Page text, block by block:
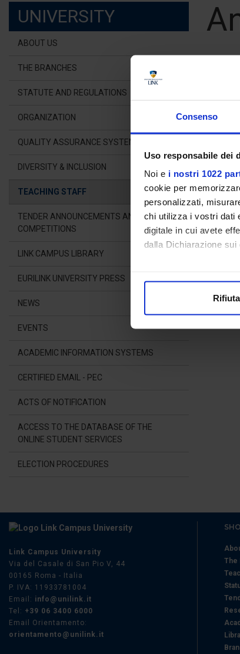
Consenso
Uso responsabile dei
Noi e i nostri 1022
cookie per
personalizzati,
chi utilizza i vostri dati
digitale in cui avete
dalla Dichiarazione
Identificare il tuo
Rifiuta
UNIVERSITY
ABOUT US
THE BRANCHES
STATUTE AND REGULATIONS
ORGANIZATION
QUALITY ASSURANCE SYSTEM
DIVERSITY & INCLUSION
TEACHING STAFF
TENDER ANNOUNCEMENTS AND
COMPETITIONS
LINK CAMPUS LIBRARY
EURILINK UNIVERSITY PRESS
NEWS
EVENTS
ACADEMIC INFORMATION SYSTEMS
CERTIFIED EMAIL - PEC
ACTS OF NOTIFICATION
ACCESS TO THE DATABASE OF THE
ONLINE STUDENT SERVICES
ELECTION PROCEDURES
OFFICE
The
Link Campus University
Via del Casale di San Pio V, 44
00165 Roma - Italia
P. IVA: 11933781004
Email: info@unilink.it
Tel: +39 06 3400 6000
Email Orientamento:
orientamento@unilink.it
The